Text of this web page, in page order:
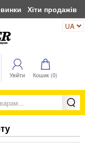
Хіти продажів
Увійти Кошик (0)